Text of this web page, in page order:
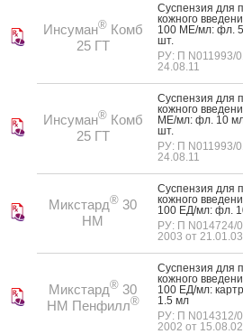
Инсуман®Комб
25 ГТ
Сус­пензия для
кожно­го
100 МЕ/мл: фл.
шт.
РУ: П N011993/
24.08.11
Инсуман®Комб
25 ГТ
Сус­пензия для
кожно­го
МЕ/мл: фл. 10
шт.
РУ: П N011993/
24.08.11
Микстард® 30
HM
Сус­пензия для
кожно­го
100 ЕД/мл: фл.
РУ: П N014724/
2003 от 21.01.03
Микстард® 30
НМ Пенфилл®
Сус­пензия для
кожно­го
100 ЕД/мл:
1.5 мл
РУ: П N014312/
2002 от 15.08.02